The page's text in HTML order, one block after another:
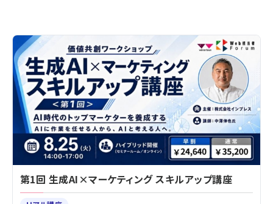
第1回 生成AI×マーケティング スキルアップ講座